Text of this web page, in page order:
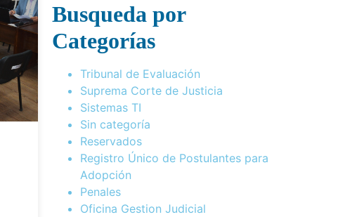
Busqueda por
Categorías
Tribunal de Evaluación
Suprema Corte de Justicia
Sistemas TI
Sin categoría
Reservados
Registro Único de Postulantes para
Adopción
Penales
Oficina Gestion Judicial